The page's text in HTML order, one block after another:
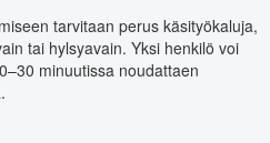
tarvitaan perus käsityökaluja,
tai hylsyavain. Yksi henkilö voi
minuutissa noudattaen